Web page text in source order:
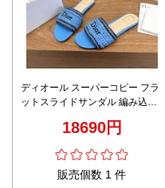
ディオール スーパーコピー フラ
ットスライドサンダル 編み込み
18690円
販売個数 1 件